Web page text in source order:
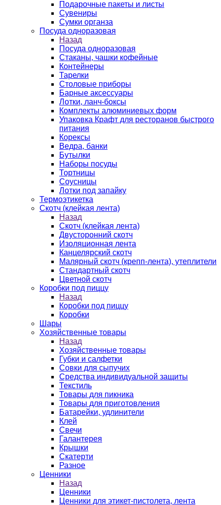
Подарочные пакеты и листы
Сувениры
Сумки органза
Посуда одноразовая
Назад
Посуда одноразовая
Стаканы, чашки кофейные
Контейнеры
Тарелки
Столовые приборы
Барные аксессуары
Лотки, ланч-боксы
Комплекты алюминиевых форм
Упаковка Крафт для ресторанов быстрого
питания
Корексы
Ведра, банки
Бутылки
Наборы посуды
Тортницы
Соусницы
Лотки под запайку
Термоэтикетка
Скотч (клейкая лента)
Назад
Скотч (клейкая лента)
Двусторонний скотч
Изоляционная лента
Канцелярский скотч
Малярный скотч (крепп-лента), утеплители
Стандартный скотч
Цветной скотч
Коробки под пиццу
Назад
Коробки под пиццу
Коробки
Шары
Хозяйственные товары
Назад
Хозяйственные товары
Губки и салфетки
Совки для сыпучих
Средства индивидуальной защиты
Текстиль
Товары для пикника
Товары для приготовления
Батарейки, удлинители
Клей
Свечи
Галантерея
Крышки
Скатерти
Разное
Ценники
Назад
Ценники
Ценники для этикет-пистолета, лента